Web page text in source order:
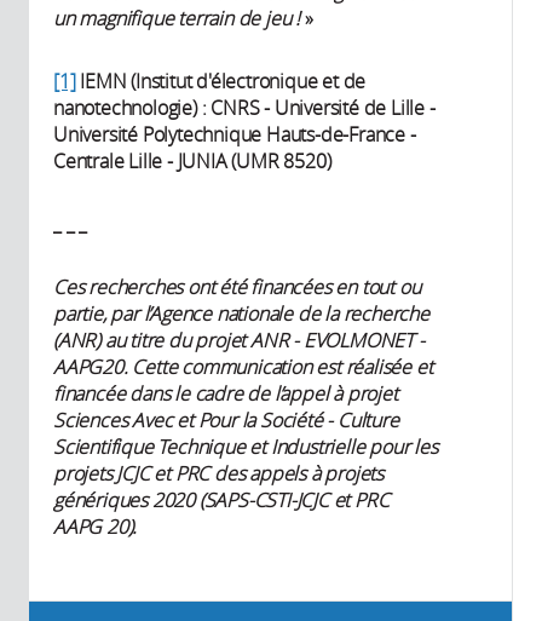
un magnifique terrain de jeu !»
[1]IEMN (Institut d'électronique et de
nanotechnologie) : CNRS - Université de Lille -
Université Polytechnique Hauts-de-France -
Centrale Lille - JUNIA (UMR 8520)
Ces recherches ont été financées en tout ou
partie, par l’Agence nationale de la recherche
(ANR) au titre du projet ANR - EVOLMONET -
AAPG20. Cette communication est réalisée et
financée dans le cadre de l’appel à projet
Sciences Avec et Pour la Société - Culture
Scientifique Technique et Industrielle pour les
projets JCJC et PRC des appels à projets
génériques 2020 (SAPS-CSTI-JCJC et PRC
AAPG 20).